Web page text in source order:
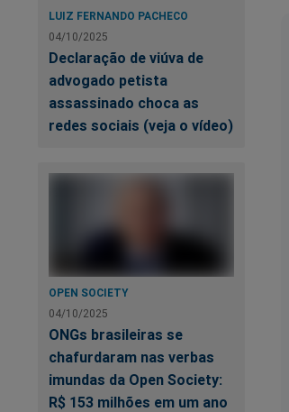
LUIZ FERNANDO PACHECO
04/10/2025
Declaração de viúva de
advogado petista
assassinado choca as
redes sociais (veja o vídeo)
OPEN SOCIETY
04/10/2025
ONGs brasileiras se
chafurdaram nas verbas
imundas da Open Society:
R$ 153 milhões em um ano